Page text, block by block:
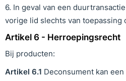
6. In geval van een
vorige lid slechts van toepassing
Artikel 6 - Herroepingsrecht
Bij producten:
Artikel 6.1 Deconsument kan